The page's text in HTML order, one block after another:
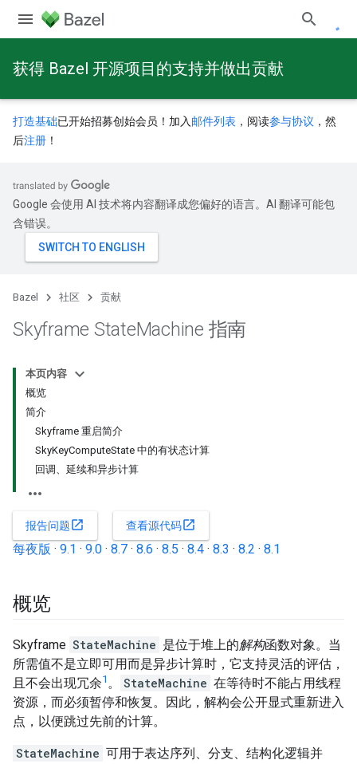
获得 Bazel 开源项目的支持并做出贡献
打造基础已开始招募创始会员！加入 邮件列表 ，阅读参与协议 ，然
后注册 ！
Google 会使用 AI 技术将内容翻译成您偏好的语言。AI 翻译可能包
含错误。
Bazel 社区 贡献
Skyframe StateMachine 指南
本页内容
概览
简介
Skyframe 重启简介
SkyKeyComputeState 中的有状态计算
回调、延续和异步计算
报告问题open_in_new 查看源代码open_in_new
每夜版 · 9.1 · 9.0 · 8.7 · 8.6 · 8.5 · 8.4 · 8.3 · 8.2 · 8.1
概览
Skyframe StateMachine 是位于堆上的解构函数对象。当
所需值不是立即可用而是异步计算时，它支持灵活的评估，
且不会出现冗余1 。 StateMachine 在等待时不能占用线程
资源，而必须暂停和恢复。因此，解构会公开显式重新进入
点，以便跳过先前的计算。
StateMachine 可用于表达序列、分支、结构化逻辑并